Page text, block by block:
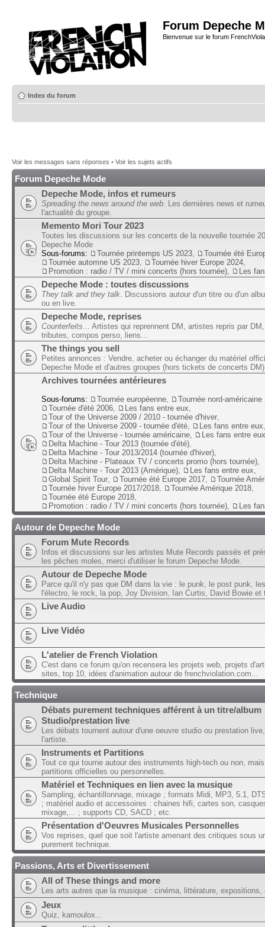
Forum Depeche
Bienvenue sur le forum
Index du forum
Voir les messages sans réponses • Voir les sujets actifs
Forum Depeche Mode
Depeche Mode, infos et rumeurs
Spreading the news around the web . Les dernières news et
l'actualité du groupe.
Memento Mori Tour 2023
Toutes les discussions sur les concerts de la nouvelle tournée
Depeche Mode
Sous-forums:
Tournée printemps US 2023
Tournée été
Tournée automne US 2023
Tournée hiver Europe 2024
Promotion : radio / TV / mini concerts (hors tournée)
Les
Depeche Mode : toutes discussions
They talk and they talk . Discussions autour d'un titre ou d'un
ou en live.
Depeche Mode, reprises
Counterfeits ... Artistes qui reprennent DM, artistes repris par
tributes, compos perso, liens...
The things you sell
Petites annonces : Vendre, acheter ou échanger du matériel
Depeche Mode et d'autres groupes (hors tickets de concerts DM)
Archives tournées antérieures
Sous-forums: Tournée européenne
Tournée nord-américaine
Tournée d'été 2006
Les fans entre eux
Tour of the Universe 2009 / 2010 - tournée d'hiver
Tour of the Universe 2009 - tournée d'été
Les fans entre eux
Tour of the Universe - tournée américaine
Les fans entre eux
Delta Machine - Tour 2013 (tournée d'été)
Delta Machine - Tour 2013/2014 (tournée d'hiver)
Delta Machine - Plateaux TV / concerts promo (hors tournée)
Delta Machine - Tour 2013 (Amérique)
Les fans entre eux
Global Spirit Tour
Tournée été Europe 2017
Tournée
Tournée hiver Europe 2017/2018
Tournée Amérique 2018
Tournée été Europe 2018
Promotion : radio / TV / mini concerts (hors tournée)
Les
Autour de Depeche Mode
Forum Mute Records
Infos et discussions sur les artistes Mute Records passés et
les pêches moles, merci d'utiliser le forum Depeche Mode.
Autour de Depeche Mode
Parce qu'il n'y pas que DM dans la vie : le punk, le post punk,
l'électro, le rock, la pop, Joy Division, Ian Curtis, David Bowie et
Live Audio
Live Vidéo
L'atelier de French Violation
C'est dans ce forum qu'on recensera les projets web, projets
sites, top 10, idées d'animation autour de frenchviolation.com...
Technique
Débats purement techniques afférent à un titre/album
Studio/prestation live
Les débats tournent autour d'une oeuvre studio ou prestation
l'artiste.
Instruments et Partitions
Tout ce qui tourne autour des instruments high-tech ou non,
partitions officielles ou personnelles.
Matériel et Techniques en lien avec la musique
Sampling, échantillonnage, mixage ; formats Midi, MP3, 5.1,
; matériel audio et accessoires : chaines hifi, cartes son,
mixage,... ; supports CD, SACD ; etc.
Présentation d'Oeuvres Musicales Personnelles
Vos reprises, quel que soit l'artiste amenant des critiques sous
purement technique.
Passions, Arts et Divertissement
All of These things and more
Les arts autres que la musique : cinéma, littérature, expositions,
Jeux
Quiz, kamoulox...